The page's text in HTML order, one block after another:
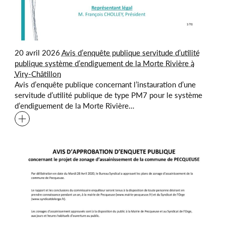
20 avril 2026Avis d’enquête publique servitude d’utilité
publique système d’endiguement de la Morte Rivière à
Viry-Châtillon
Avis d’enquête publique concernant l’instauration d’une
servitude d’utilité publique de type PM7 pour le système
d’endiguement de la Morte Rivière…